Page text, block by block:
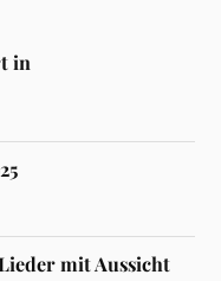
in
Lieder mit Aussicht